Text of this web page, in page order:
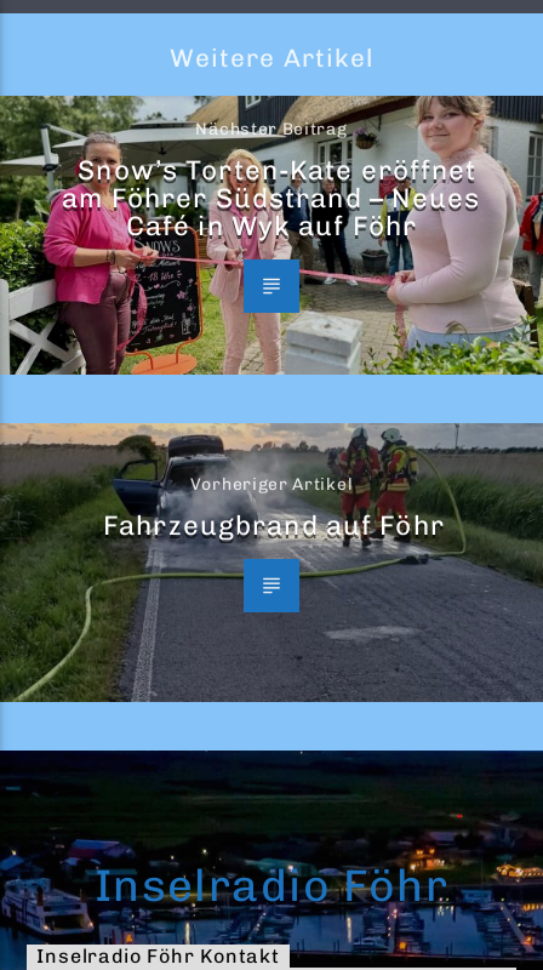
Weitere Artikel
Nächster Beitrag
Snow’s Torten-Kate eröffnet
am Föhrer Südstrand – Neues
Café in Wyk auf Föhr
Vorheriger Artikel
Fahrzeugbrand auf Föhr
Inselradio Föhr
Inselradio Föhr Kontakt